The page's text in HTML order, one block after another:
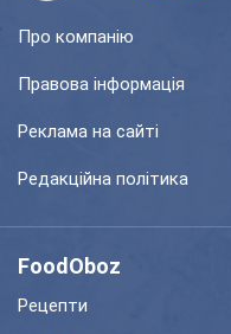
Про компанію
Правова інформація
Реклама на сайті
Редакційна політика
FoodOboz
Рецепти